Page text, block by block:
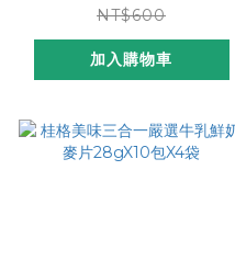
NT$600
加入購物車